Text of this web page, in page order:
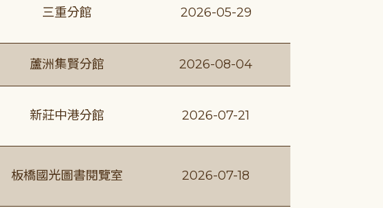
三重分館 2026-05-29
蘆洲集賢分館 2026-08-04
新莊中港分館 2026-07-21
板橋國光圖書閱覽室 2026-07-18